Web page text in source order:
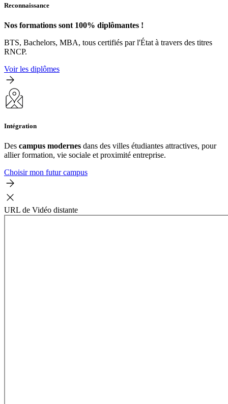
Reconnaissance
Nos formations sont 100% diplômantes !
BTS, Bachelors, MBA, tous certifiés par l'État à travers des titres
RNCP.
Voir les diplômes
Intégration
Des campus modernes dans des villes étudiantes attractives, pour
allier formation, vie sociale et proximité entreprise.
Choisir mon futur campus
URL de Vidéo distante